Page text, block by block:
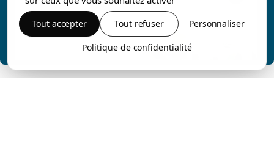
Tout accepter Tout refuser Personnaliser
Politique de confidentialité